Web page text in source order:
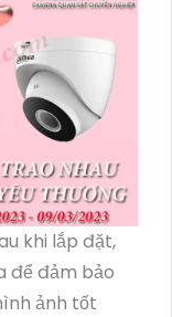
khi lắp đặt,
để đảm bảo
ảnh tốt